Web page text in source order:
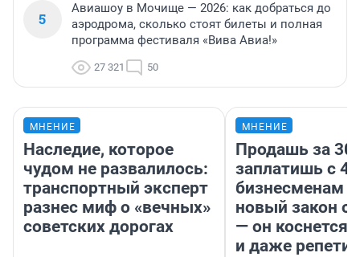
5
Авиашоу в Мочище — 2026: как добраться до
аэродрома, сколько стоят билеты и полная
программа фестиваля «Вива Авиа!»
27 321 50
МНЕНИЕ
Наследие, которое
чудом не развалилось:
транспортный эксперт
разнес миф о «вечных»
советских дорогах
МНЕНИЕ
Продашь за
заплатишь с
бизнесменам
новый закон о
— он коснется
и даже